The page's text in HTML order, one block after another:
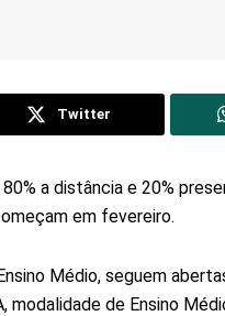
Twitter
a distância e 20%
em fevereiro.
Médio, seguem
modalidade de Ensino